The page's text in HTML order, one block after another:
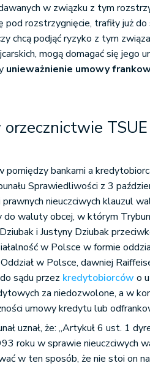
w związku z tym
rozstrzygnięcie, trafiły już
chcą podjąć ryzyko z tym
mogą domagać się jego
unieważnienie umowy
TSUE
bankami a
Sprawiedliwości z 3
nieuczciwych klauzul
waluty obcej, w którym
i Justyny Dziubak
w Polsce w formie
w Polsce, dawniej
sądu przez kredytobiorców o
za niedozwolone, a w
umowy kredytu lub
uznał, że: „Artykuł 6 ust. 1
roku w sprawie nieuczciwych
w ten sposób, że nie stoi on